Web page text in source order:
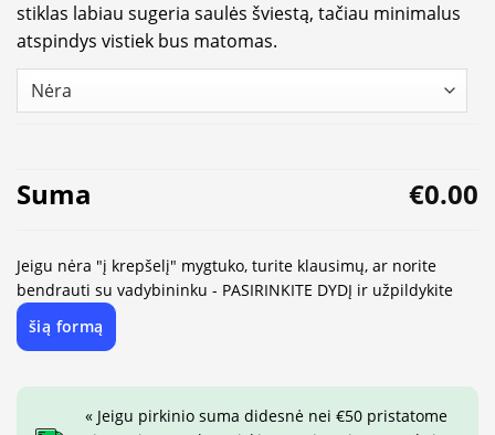
stiklas labiau sugeria saulės šviestą, tačiau minimalus
atspindys vistiek bus matomas.
Suma €0.00
Jeigu nėra "į krepšelį" mygtuko, turite klausimų, ar norite
bendrauti su vadybininku - PASIRINKITE DYDĮ ir užpildykite
šią formą
« Jeigu pirkinio suma didesnė nei €50 pristatome